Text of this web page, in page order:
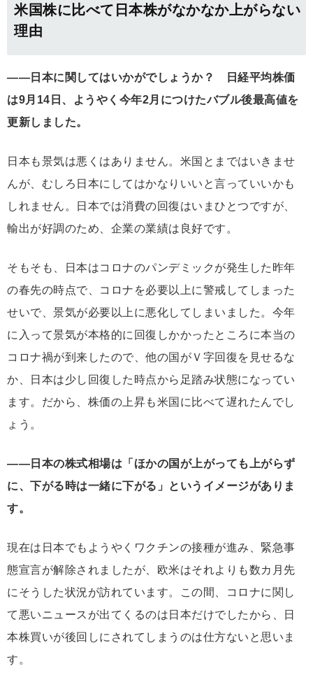
米国株に比べて日本株がなかなか上がらない
理由
――日本に関してはいかがでしょうか？ 日経平均株価
は9月14日、ようやく今年2月につけたバブル後最高値を
更新しました。
日本も景気は悪くはありません。米国とまではいきませ
んが、むしろ日本にしてはかなりいいと言っていいかも
しれません。日本では消費の回復はいまひとつですが、
輸出が好調のため、企業の業績は良好です。
そもそも、日本はコロナのパンデミックが発生した昨年
の春先の時点で、コロナを必要以上に警戒してしまった
せいで、景気が必要以上に悪化してしまいました。今年
に入って景気が本格的に回復しかかったところに本当の
コロナ禍が到来したので、他の国がＶ字回復を見せるな
か、日本は少し回復した時点から足踏み状態になってい
ます。だから、株価の上昇も米国に比べて遅れたんでし
ょう。
――日本の株式相場は「ほかの国が上がっても上がらず
に、下がる時は一緒に下がる」というイメージがありま
す。
現在は日本でもようやくワクチンの接種が進み、緊急事
態宣言が解除されましたが、欧米はそれよりも数カ月先
にそうした状況が訪れています。この間、コロナに関し
て悪いニュースが出てくるのは日本だけでしたから、日
本株買いが後回しにされてしまうのは仕方ないと思いま
す。